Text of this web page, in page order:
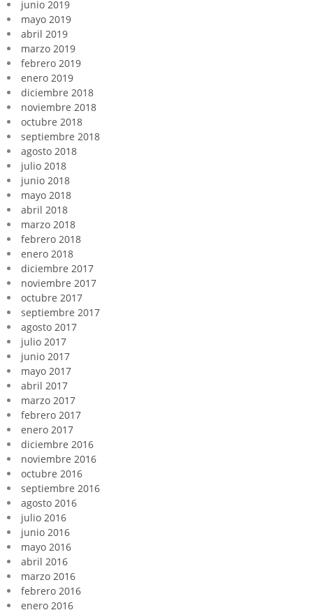
junio 2019
mayo 2019
abril 2019
marzo 2019
febrero 2019
enero 2019
diciembre 2018
noviembre 2018
octubre 2018
septiembre 2018
agosto 2018
julio 2018
junio 2018
mayo 2018
abril 2018
marzo 2018
febrero 2018
enero 2018
diciembre 2017
noviembre 2017
octubre 2017
septiembre 2017
agosto 2017
julio 2017
junio 2017
mayo 2017
abril 2017
marzo 2017
febrero 2017
enero 2017
diciembre 2016
noviembre 2016
octubre 2016
septiembre 2016
agosto 2016
julio 2016
junio 2016
mayo 2016
abril 2016
marzo 2016
febrero 2016
enero 2016